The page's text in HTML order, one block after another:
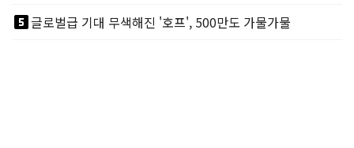
looks_5글로벌급 기대 무색해진 '호프', 500만도 가물가물